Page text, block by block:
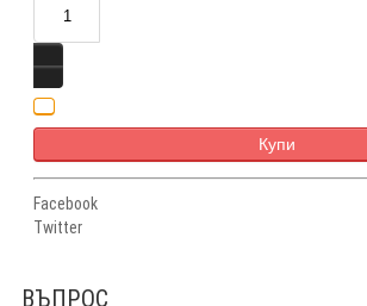
Купи
Facebook
Twitter
ВЪПРОС